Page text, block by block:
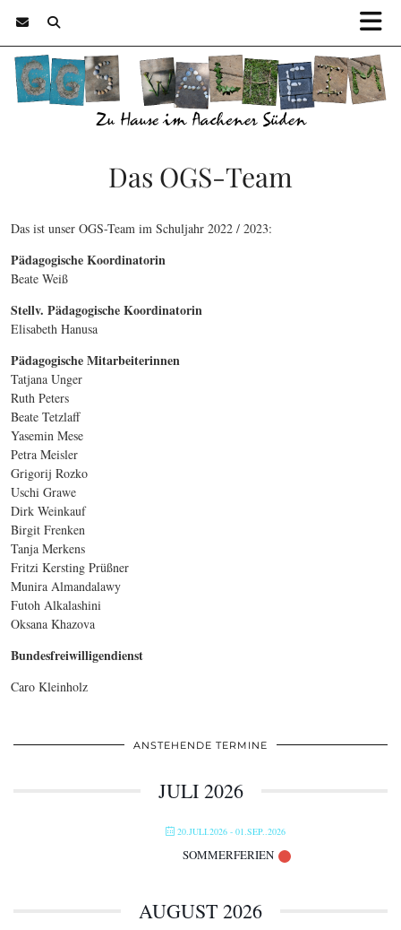
Das OGS-Team
Das ist unser OGS-Team im Schuljahr 2022 / 2023:
Pädagogische Koordinatorin
Beate Weiß
Stellv. Pädagogische Koordinatorin
Elisabeth Hanusa
Pädagogische Mitarbeiterinnen
Tatjana Unger
Ruth Peters
Beate Tetzlaff
Yasemin Mese
Petra Meisler
Grigorij Rozko
Uschi Grawe
Dirk Weinkauf
Birgit Frenken
Tanja Merkens
Fritzi Kersting Prüßner
Munira Almandalawy
Futoh Alkalashini
Oksana Khazova
Bundesfreiwilligendienst
Caro Kleinholz
ANSTEHENDE TERMINE
JULI 2026
20.JULI.2026 - 01.SEP..2026
SOMMERFERIEN
AUGUST 2026